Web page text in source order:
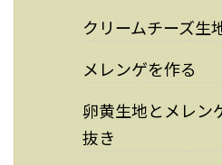
クリームチーズ生
メレンゲを作る
卵黄生地とメレン
抜き